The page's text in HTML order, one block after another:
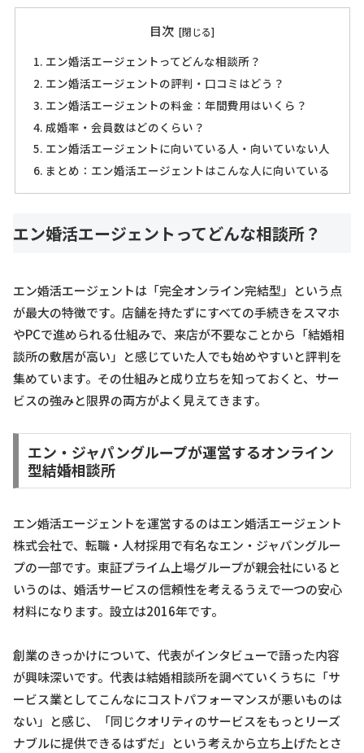
目次
エン婚活エージェントってどんな相談所？
エン婚活エージェントの評判・口コミはどう？
エン婚活エージェントの料金：年間費用はいくら？
成婚率・会員数はどのくらい？
エン婚活エージェントに向いている人・向いていない人
まとめ：エン婚活エージェントはこんな人に向いている
エン婚活エージェントってどんな相談所？
エン婚活エージェントは「完全オンライン完結型」という点
が最大の特徴です。店舗を持たずにすべての手続きをスマホ
やPCで進められる仕組みで、来店が不要なことから「結婚相
談所の敷居が高い」と感じていた人でも始めやすいと評判を
集めています。その仕組みと成り立ちを知っておくと、サー
ビスの強みと限界の両方がよく見えてきます。
エン・ジャパングループが運営するオンライン
型結婚相談所
エン婚活エージェントを運営するのはエン婚活エージェント
株式会社で、転職・人材採用で有名なエン・ジャパングルー
プの一部です。東証プライム上場グループが親会社にいると
いうのは、婚活サービスの信頼性を考えるうえで一つの安心
材料になります。設立は2016年です。
創業のきっかけについて、代表がインタビューで語った内容
が興味深いです。代表は結婚相談所を調べていくうちに「サ
ービス業としてこんなにコストパフォーマンスが悪いものは
ない」と感じ、「同じクオリティのサービスをもっとリーズ
ナブルに提供できるはずだ」という考えから立ち上げたとさ